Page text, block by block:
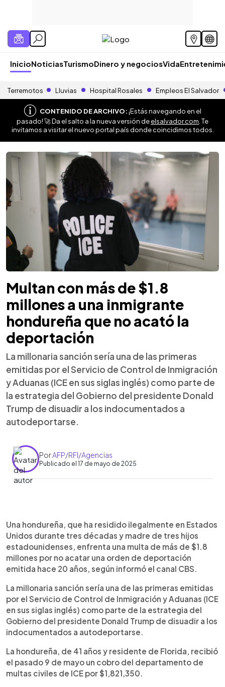
InicioNoticiasTurismoDinero y negociosVida
Terremotos Lluvias Hospital Rosales Empleos El Salvador
CONTENIDO DE ARCHIVO:¡Estás navegando en el
pasado! 🚀 Da el salto a la nueva versión deelsalvador.com . Te
invitamos a visitar el nuevo portal país donde coincidimos todos.
Multan con más de $1.8
millones a una inmigrante
hondureña que no acató la
deportación
La millonaria sanción sería una de las primeras
emitidas por el Servicio de Control de Inmigración
y Aduanas (ICE en sus siglas inglés) como parte de
la estrategia del Gobierno del presidente Donald
Trump de disuadir a los indocumentados a
autodeportarse.
PorAFP/RFI/Agencias
Publicado el 17 de mayo de 2025
Escuchar artículo
Una hondureña, que ha residido ilegalmente en Estados
Unidos durante tres décadas y madre de tres hijos
estadounidenses, enfrenta una multa de más de $1.8
millones por no acatar una orden de deportación
emitida hace 20 años, según informó el canal CBS.
La millonaria sanción sería una de las primeras emitidas
por el Servicio de Control de Inmigración y Aduanas (ICE
en sus siglas inglés) como parte de la estrategia del
Gobierno del presidente Donald Trump de disuadir a los
indocumentados a autodeportarse.
La hondureña, de 41 años y residente de Florida, recibió
el pasado 9 de mayo un cobro del departamento de
multas civiles de ICE por $1,821,350.